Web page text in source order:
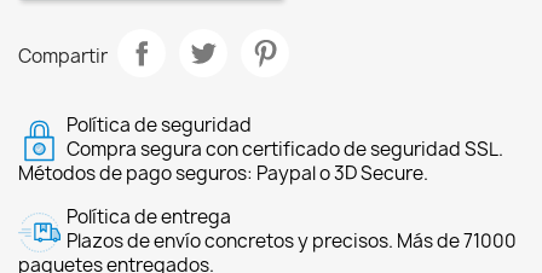
Compartir
Política de seguridad
Compra segura con certificado de seguridad SSL.
Métodos de pago seguros: Paypal o 3D Secure.
Política de entrega
Plazos de envío concretos y precisos. Más de 71000
paquetes entregados.